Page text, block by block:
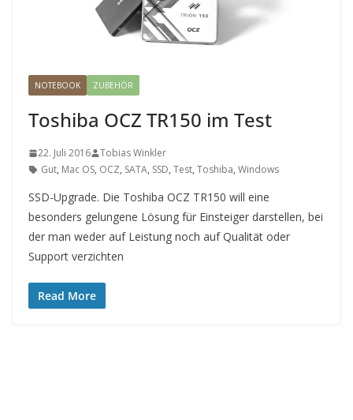
NOTEBOOK ZUBEHÖR
Toshiba OCZ TR150 im Test
22. Juli 2016
Tobias Winkler
Gut, Mac OS, OCZ, SATA, SSD, Test, Toshiba, Windows
SSD-Upgrade. Die Toshiba OCZ TR150 will eine
besonders gelungene Lösung für Einsteiger darstellen, bei
der man weder auf Leistung noch auf Qualität oder
Support verzichten
Read More